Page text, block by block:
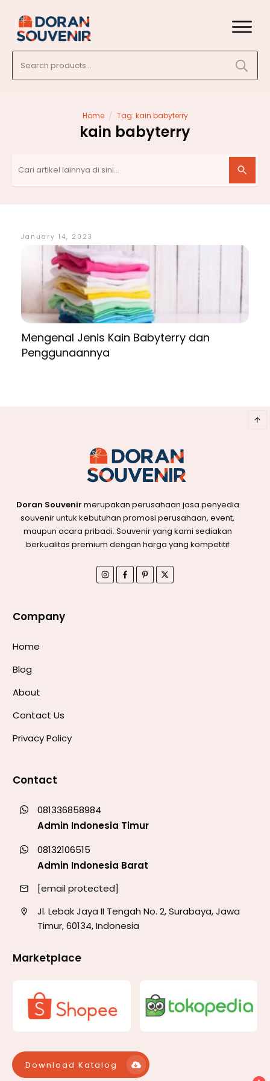
for:
Home / Tag: kain babyterry
kain babyterry
January 14, 2023
Mengenal Jenis Kain Babyterry dan
Penggunaannya
Doran Souvenir merupakan perusahaan jasa penyedia
souvenir untuk kebutuhan promosi perusahaan, event,
maupun acara pribadi. Souvenir yang kami sediakan
berkualitas premium dengan harga yang kompetitif
Company
Home
Blog
About
Contact Us
Privacy Policy
Contact
081336858984
Admin Indonesia Timur
08132106515
Admin Indonesia Barat
[email protected]
Jl. Lebak Jaya II Tengah No. 2, Surabaya, Jawa
Timur, 60134, Indonesia
Marketplace
Download Katalog